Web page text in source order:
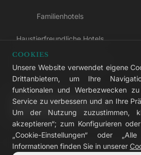
Familienhotels
Haustierfreundliche Hotels
All-inclusive-Hotels
LIVVO Plus
COOKIES
Unsere Website verwendet eigene
Drittanbietern, um Ihre
funktionalen und Werbezwecken
Service zu verbessern und an Ihre
Um der Nutzung zuzustimmen,
akzeptieren“; zum Konfigurieren
„Cookie-Einstellungen“ oder
Informationen finden Sie in unserer